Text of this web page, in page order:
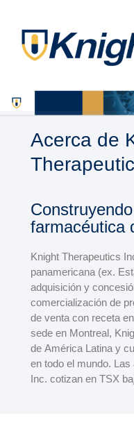
Acerca de
farmacéutica
Knight Therapeutics
panamericana (ex.
adquisición y
comercialización de
de venta con receta
sede en Montreal,
de América Latina y
en todo el mundo.
Inc. cotizan en TSX